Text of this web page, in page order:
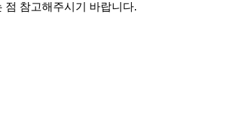
점 참고해주시기 바랍니다.